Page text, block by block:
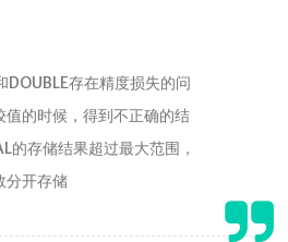
DOUBLE存在精度损失的问
值的时候，得到不正确的结
的存储结果超过最大范围，
分开存储